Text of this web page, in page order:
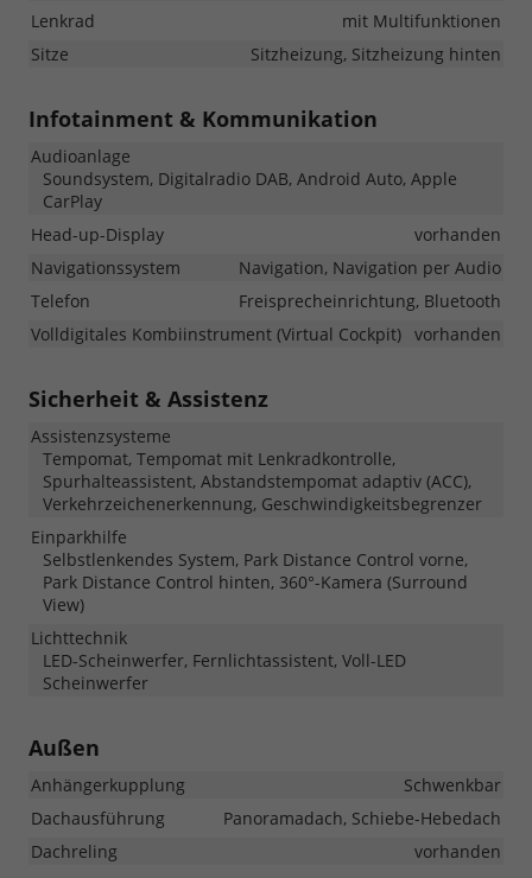
Lenkrad
mit Multifunktionen
Sitze
Sitzheizung, Sitzheizung hinten
Infotainment & Kommunikation
Audioanlage
Soundsystem, Digitalradio DAB, Android Auto, Apple
CarPlay
Head-up-Display
vorhanden
Navigationssystem
Navigation, Navigation per Audio
Telefon
Freisprecheinrichtung, Bluetooth
Volldigitales Kombiinstrument (Virtual Cockpit) vorhanden
Sicherheit & Assistenz
Assistenzsysteme
Tempomat, Tempomat mit Lenkradkontrolle,
Spurhalteassistent, Abstandstempomat adaptiv (ACC),
Verkehrzeichenerkennung, Geschwindigkeitsbegrenzer
Einparkhilfe
Selbstlenkendes System, Park Distance Control vorne,
Park Distance Control hinten, 360°-Kamera (Surround
View)
Lichttechnik
LED-Scheinwerfer, Fernlichtassistent, Voll-LED
Scheinwerfer
Außen
Anhängerkupplung
Schwenkbar
Dachausführung
Panoramadach, Schiebe-Hebedach
Dachreling
vorhanden